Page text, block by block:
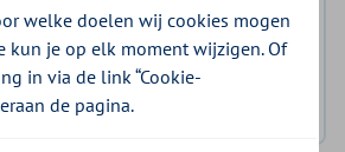
Log in met DigiD
aan
welke doelen wij cookies mogen
kun je op elk moment wijzigen. Of
in via de link “Cookie-
de pagina.